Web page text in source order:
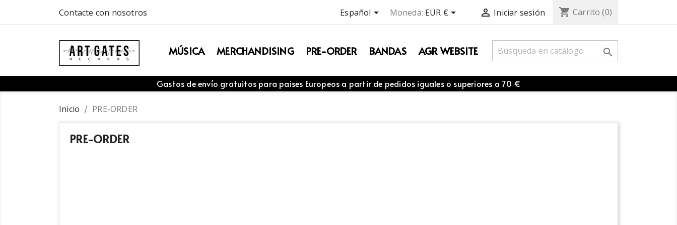
Contacte con nosotros Español Moneda: EUR €  Iniciar sesión shopping_cart Carrito (0)
MÚSICA MERCHANDISING PRE-ORDER BANDAS AGR WEBSITE 
Gastos de envío gratuitos para paises Europeos a partir de pedidos iguales o superiores a 70 €
Inicio PRE-ORDER
PRE-ORDER